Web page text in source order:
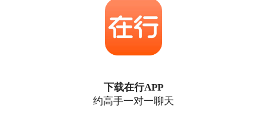
下载在行APP
约高手一对一聊天